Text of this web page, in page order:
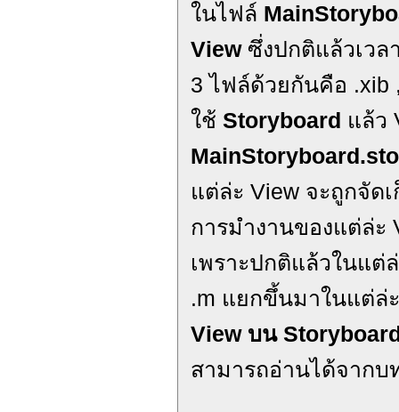
ในไฟล์
View ซึ่งปกติแล้วเวล
3 ไฟล์ด้วยกันคือ .xib
ใช้ Storyboard แล้ว
แต่ล่ะ View จะถูกจัด
การมำงานของแต่ล่ะ
เพราะปกติแล้วในแต่
.m แยกขึ้นมาในแต่ล่
View บน
สามารถอ่านได้จาก